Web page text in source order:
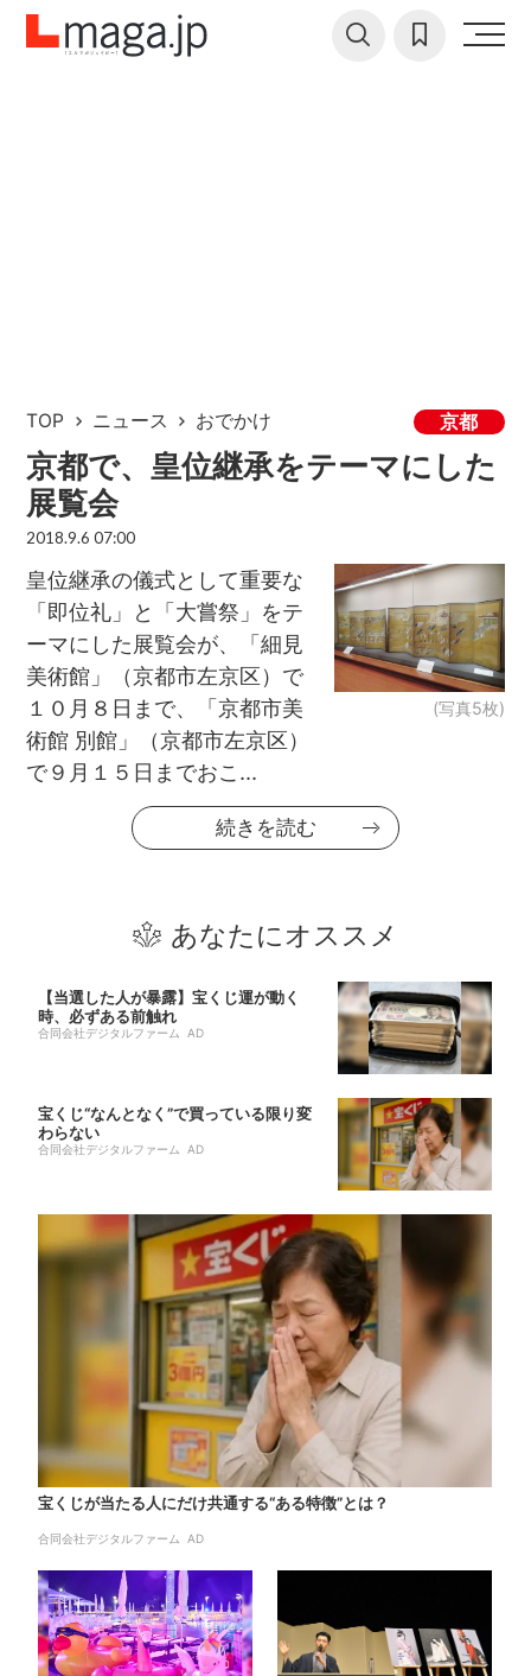
TOP ニュース おでかけ 京都
京都で、皇位継承をテーマにした
展覧会
2018.9.6 07:00
(写真5枚)
皇位継承の儀式として重要な
「即位礼」と「大嘗祭」をテ
ーマにした展覧会が、「細見
美術館」（京都市左京区）で
１０月８日まで、「京都市美
術館 別館」（京都市左京区）
で９月１５日までおこ...
続きを読む
あなたにオススメ
【当選した人が暴露】宝くじ運が動く
時、必ずある前触れ
合同会社デジタルファーム AD
宝くじ“なんとなく”で買っている限り変
わらない
合同会社デジタルファーム AD
宝くじが当たる人にだけ共通する“ある特徴”とは？
合同会社デジタルファーム AD